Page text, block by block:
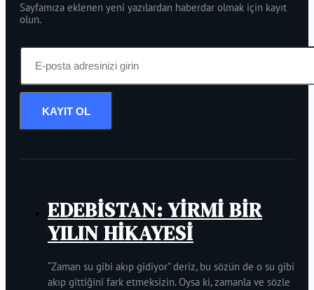
Sayfamıza eklenen yeni yazılardan haberdar olmak için kayıt
olun.
KAYIT OL
EDEBİSTAN: YİRMİ BİR
YILIN HİKAYESİ
“Zaman su gibi akıp gidiyor” deriz, bu sözün de o su gibi
akıp gittiğini fark etmeksizin. Oysa ki, zamanla ve sözle